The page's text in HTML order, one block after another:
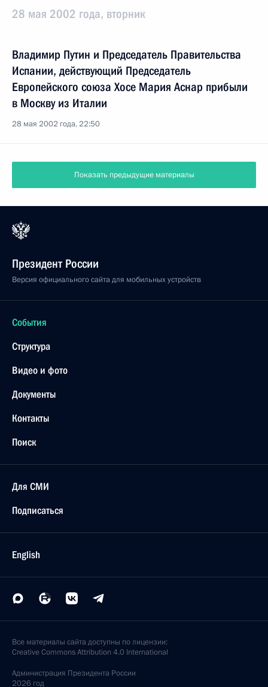
28 мая 2002 года, вторник
Владимир Путин и Председатель Правительства
Испании, действующий Председатель
Европейского союза Хосе Мария Аснар прибыли
в Москву из Италии
28 мая 2002 года, 22:50
Показать предыдущие материалы
Президент России
Версия официального сайта для мобильных устройств
События
Структура
Видео и фото
Документы
Контакты
Поиск
Для СМИ
Подписаться
English
Все материалы сайта доступны по лицензии:
Creative Commons Attribution 4.0 International
Администрация Президента России
2026 год